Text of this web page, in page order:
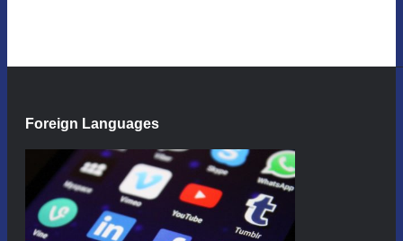
Foreign Languages